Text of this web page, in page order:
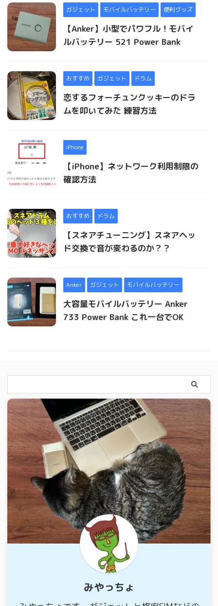
ガジェット モバイルバッテリー 便利グッズ
【Anker】小型でパワフル！モバイ
ルバッテリー 521 Power Bank
おすすめ ガジェット ドラム
恋するフォーチュンクッキーのドラ
ムを叩いてみた 練習方法
iPhone
【iPhone】ネットワーク利用制限の
確認方法
おすすめ ドラム
【スネアチューニング】スネアヘッ
ド交換で音が変わるのか？？
Anker ガジェット モバイルバッテリー
大容量モバイルバッテリー Anker
733 Power Bank これ一台でOK
みやっちょ